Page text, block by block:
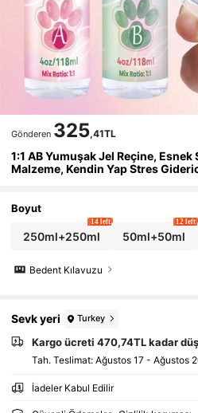
Gönderen 325,41TL
1:1 AB Yumuşak Jel Reçine, Esnek
Malzeme, Kendin Yap Stres
Boyut
250ml+250ml
14 left
50ml+50ml
12 left
Bedent Kılavuzu
Sevk yeri Turkey
Kargo ücreti 470,74TL kadar
Tah. Teslimat: Ağustos 17 - Ağustos
İadeler Kabul Edilir